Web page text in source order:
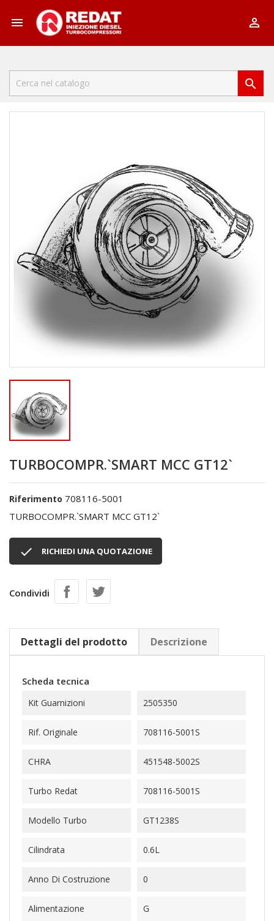
 

TURBOCOMPR.`SMART MCC GT12`
Riferimento 708116-5001
TURBOCOMPR.`SMART MCC GT12`
 RICHIEDI UNA QUOTAZIONE
Condividi
Dettagli del prodotto Descrizione
Scheda tecnica
Kit Guarnizioni 2505350
Rif. Originale 708116-5001S
CHRA 451548-5002S
Turbo Redat 708116-5001S
Modello Turbo GT1238S
Cilindrata 0.6L
Anno Di Costruzione 0
Alimentazione G